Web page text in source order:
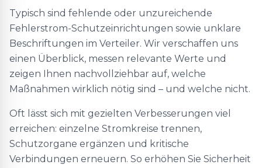
Typisch sind fehlende oder unzureichende
Fehlerstrom-Schutzeinrichtungen sowie unklare
Beschriftungen im Verteiler. Wir verschaffen uns
einen Überblick, messen relevante Werte und
zeigen Ihnen nachvollziehbar auf, welche
Maßnahmen wirklich nötig sind – und welche nicht.
Oft lässt sich mit gezielten Verbesserungen viel
erreichen: einzelne Stromkreise trennen,
Schutzorgane ergänzen und kritische
Verbindungen erneuern. So erhöhen Sie Sicherheit